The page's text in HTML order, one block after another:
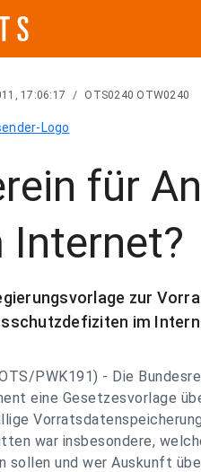
17:06:17 / OTS0240 OTW0240
für
Internet?
zur
im
PWK191) - Die
eine Gesetzesvorlage
war insbesondere,
sollen und wer Auskunft